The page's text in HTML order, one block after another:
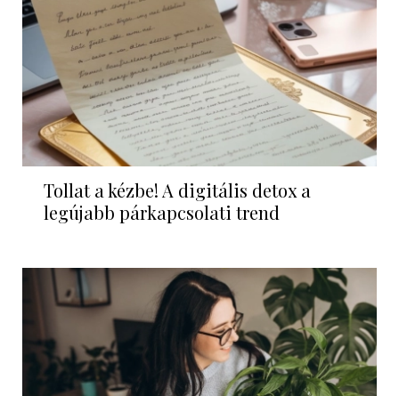
Tollat a kézbe! A digitális detox a
legújabb párkapcsolati trend